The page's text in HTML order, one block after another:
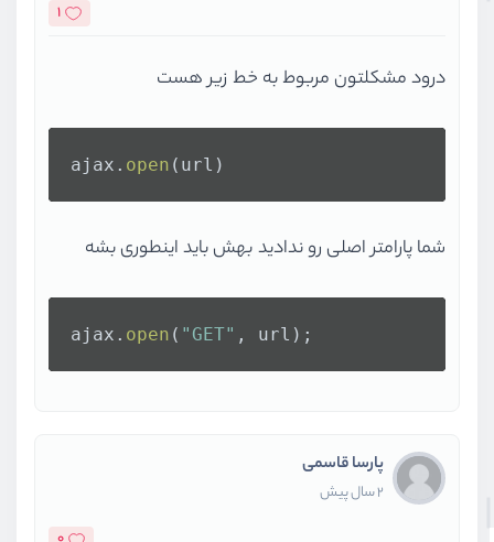
getData (
"https://
.then(json => console.log(json))
catch (e =>
1
درود مشکلتون مربوط به خط زیر هست
ajax. open (url)
شما پارامتر اصلی رو ندادید بهش باید اینطوری بشه
ajax. open ( "GET" , url);
پارسا قاسمی
2 سال پیش